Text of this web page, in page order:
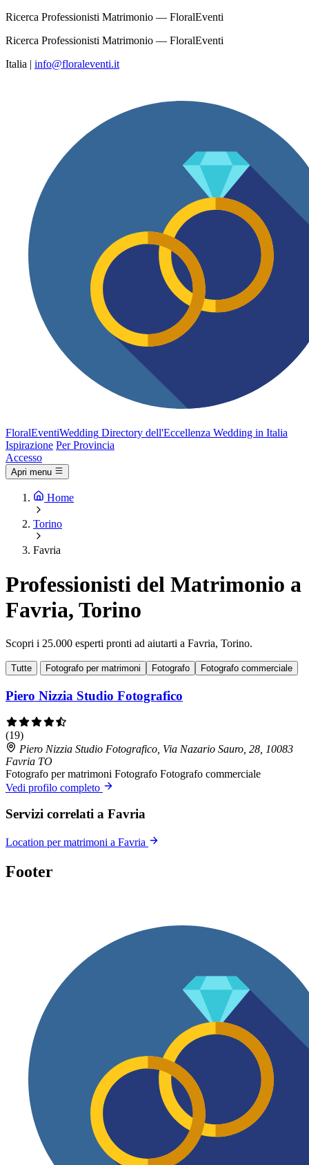
Ricerca Professionisti Matrimonio — FloralEventi
Ricerca Professionisti Matrimonio — FloralEventi
Italia | info@floraleventi.it
FloralEventiWedding Directory dell'Eccellenza Wedding in Italia
Ispirazione Per Provincia
Accesso
Apri menu
Home
Torino
Favria
Professionisti del Matrimonio a
Favria, Torino
Scopri i 25.000 esperti pronti ad aiutarti a Favria, Torino.
Tutte Fotografo per matrimoni Fotografo Fotografo commerciale
Piero Nizzia Studio Fotografico
(19)
Piero Nizzia Studio Fotografico, Via Nazario Sauro, 28, 10083
Favria TO
Fotografo per matrimoni Fotografo Fotografo commerciale
Vedi profilo completo
Servizi correlati a Favria
Location per matrimoni a Favria
Footer